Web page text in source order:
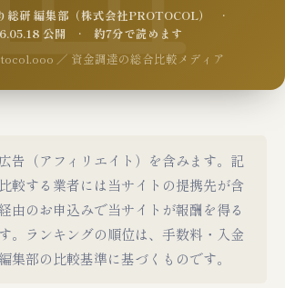
総研 編集部（株式会社PROTOCOL） ·
公開 · 約7分で読めます
／ 資金調達の総合比較メディア
告（アフィリエイト）を含みます。記
較する業者には当サイトの提携先が含
由のお申込みで当サイトが報酬を得る
。ランキングの順位は、手数料・入金
集部の比較基準に基づくものです。